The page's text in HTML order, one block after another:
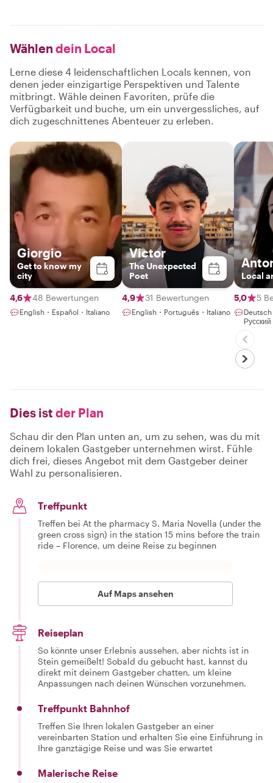
Wählen dein Local
Lerne diese 4 leidenschaftlichen Locals kennen, von
denen jeder einzigartige Perspektiven und Talente
mitbringt. Wähle deinen Favoriten, prüfe die
Verfügbarkeit und buche, um ein unvergessliches, auf
dich zugeschnittenes Abenteuer zu erleben.
Giorgio
Get to know my
city
4,6 48 Bewertungen
English・Español・Italiano
Victor
The Unexpected
Poet
4,9 31 Bewertungen
English・Português・Italiano
Local
5,0 5
Русский
Dies ist der Plan
Schau dir den Plan unten an, um zu sehen, was du mit
deinem lokalen Gastgeber unternehmen wirst. Fühle
dich frei, dieses Angebot mit dem Gastgeber deiner
Wahl zu personalisieren.
Treffpunkt
Treffen bei At the pharmacy S. Maria Novella (under the
green cross sign) in the station 15 mins before the train
ride – Florence, um deine Reise zu beginnen
Auf Maps ansehen
Reiseplan
So könnte unser Erlebnis aussehen, aber nichts ist in
Stein gemeißelt! Sobald du gebucht hast, kannst du
direkt mit deinem Gastgeber chatten, um kleine
Anpassungen nach deinen Wünschen vorzunehmen.
Treffpunkt Bahnhof
Treffen Sie Ihren lokalen Gastgeber an einer
vereinbarten Station und erhalten Sie eine Einführung in
Ihre ganztägige Reise und was Sie erwartet
Malerische Reise